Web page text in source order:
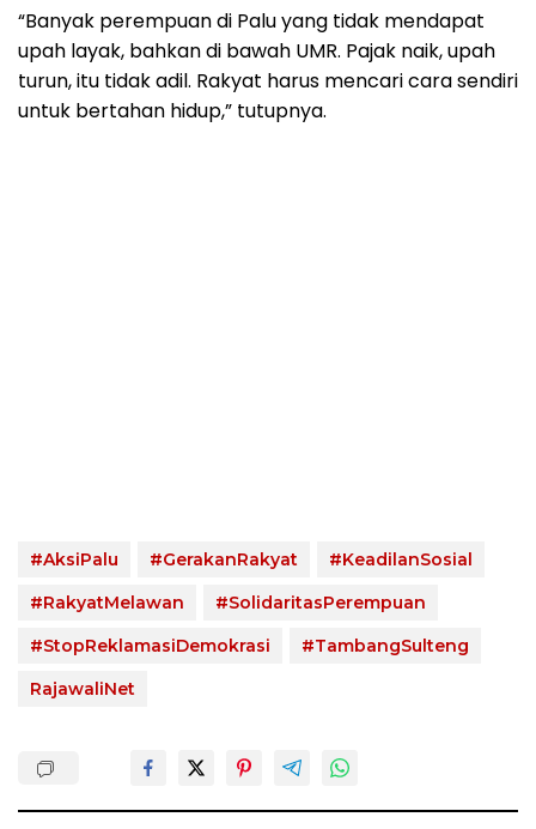
“Banyak perempuan di Palu yang tidak mendapat
upah layak, bahkan di bawah UMR. Pajak naik, upah
turun, itu tidak adil. Rakyat harus mencari cara sendiri
untuk bertahan hidup,” tutupnya.
#AksiPalu #GerakanRakyat
#KeadilanSosial
#RakyatMelawan
#SolidaritasPerempuan
#StopReklamasiDemokrasi
#TambangSulteng
RajawaliNet